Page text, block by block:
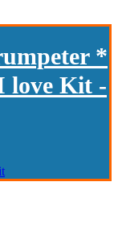
*
love Kit -